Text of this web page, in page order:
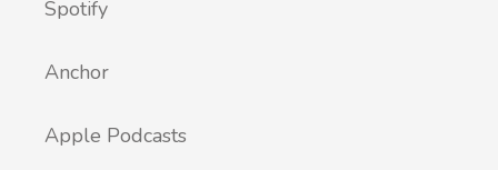
Spotify
Anchor
Apple Podcasts